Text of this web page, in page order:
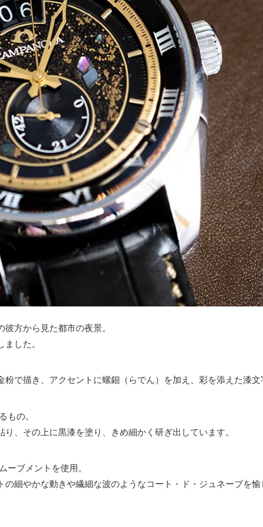
方から見た都市の夜景。
した。
で描き、アクセントに螺鈿（らでん）を加え、彩を添えた漆
もの。
、その上に黒漆を塗り、きめ細かく研ぎ出しています。
ーブメントを使用。
細やかな動きや繊細な波のようなコート・ド・ジュネーブを